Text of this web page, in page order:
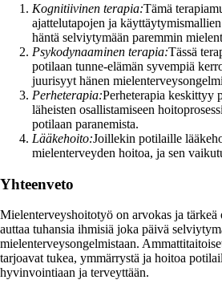
Kognitiivinen terapia:Tämä
ajattelutapojen ja
häntä selviytymään paremmin
Psykodynaaminen terapia:Tässä
potilaan tunne-elämän syvempiä
juurisyyt hänen
Perheterapia:Perheterapia keskittyy
läheisten osallistamiseen
potilaan paranemista.
Lääkehoito:Joillekin potilaille
mielenterveyden hoitoa, ja sen
Yhteenveto
Mielenterveyshoitotyö on arvokas ja tärkeä
auttaa tuhansia ihmisiä joka päivä
mielenterveysongelmistaan.
tarjoavat tukea, ymmärrystä ja hoitoa
hyvinvointiaan ja terveyttään.